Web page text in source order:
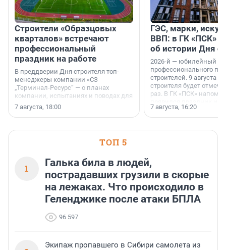
Строители «Образцовых
кварталов» встречают
профессиональный
праздник на работе
В преддверии Дня строителя топ-
менеджеры компании «СЗ
„Терминал-Ресурс“ — о планах
компании, испытаниях и поводах для
осторожного оптимизма.
7 августа, 18:00
ГЭС, марки,
ВВП: в ГК «ПСК»
об истории Дня
2026-й — юбилейный
профессионального
строителей. 9 августа
строителя будет
раз. В ГК «ПСК»
поменялась роль
7 августа, 16:20
ТОП 5
1
Галька била в людей,
пострадавших грузили в скорые
на лежаках. Что происходило в
Геленджике после атаки БПЛА
96 597
Экипаж пропавшего в Сибири самолета из